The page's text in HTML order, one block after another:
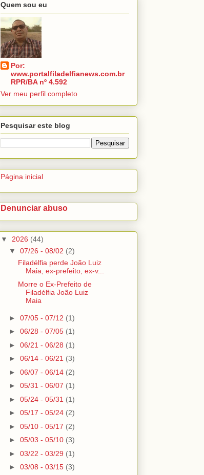
Quem sou eu
Por:
www.portalfiladelfianews.com.br
RPR/BA nº 4.592
Ver meu perfil completo
Pesquisar este blog
Página inicial
Denunciar abuso
▼ 2026 (44)
▼07/26 - 08/02 (2)
Filadélfia perde João Luiz
Maia, ex-prefeito, ex-v...
Morre o Ex-Prefeito de
Filadélfia João Luiz
Maia
►07/05 - 07/12 (1)
►06/28 - 07/05 (1)
►06/21 - 06/28 (1)
►06/14 - 06/21 (3)
►06/07 - 06/14 (2)
►05/31 - 06/07 (1)
►05/24 - 05/31 (1)
►05/17 - 05/24 (2)
►05/10 - 05/17 (2)
►05/03 - 05/10 (3)
►03/22 - 03/29 (1)
►03/08 - 03/15 (3)